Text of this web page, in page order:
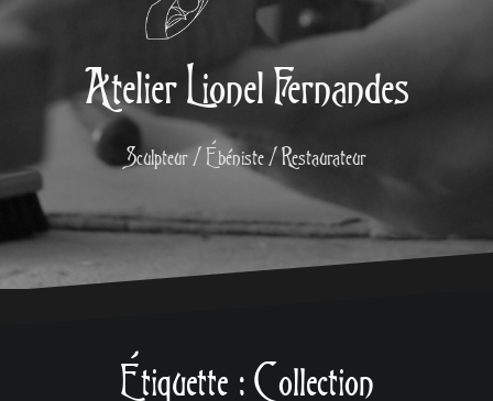
Atelier Lionel Fernandes
Sculpteur / Ébéniste / Restaurateur
Étiquette :Collection